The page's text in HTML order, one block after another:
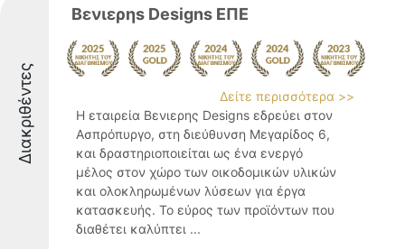
Διακριθέντες
Βενιερηs Designs ΕΠΕ
Δείτε περισσότερα >>
Η εταιρεία Βενιερης Designs εδρεύει στον
Ασπρόπυργο, στη διεύθυνση Μεγαρίδος 6,
και δραστηριοποιείται ως ένα ενεργό
μέλος στον χώρο των οικοδομικών υλικών
και ολοκληρωμένων λύσεων για έργα
κατασκευής. Το εύρος των προϊόντων που
διαθέτει καλύπτει ...